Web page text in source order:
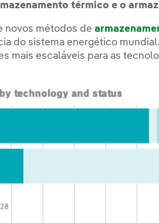
térmico e o
novos métodos de
do sistema energético
mais escaláveis para as